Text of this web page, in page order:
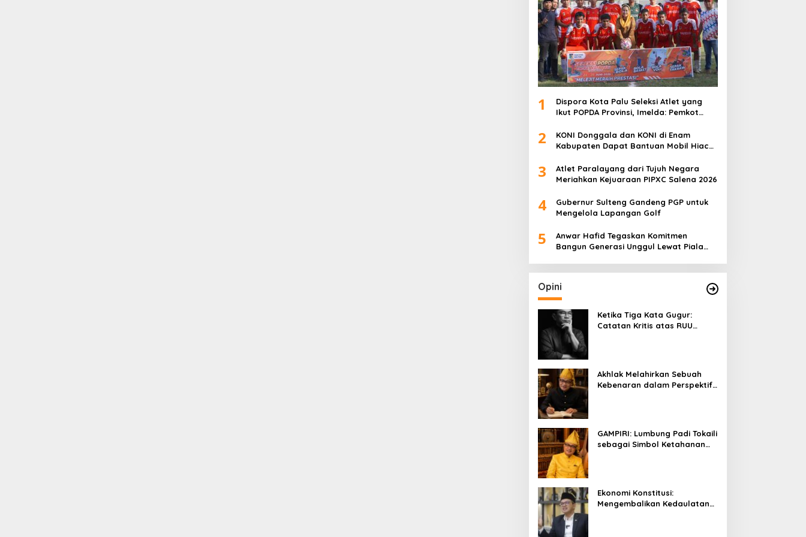
1
Dispora Kota Palu Seleksi Atlet yang
Ikut POPDA Provinsi, Imelda: Pemkot
Olahraga Pelajar
2
KONI Donggala dan KONI di Enam
Kabupaten Dapat Bantuan Mobil Hiace
3
Atlet Paralayang dari Tujuh Negara
Meriahkan Kejuaraan PIPXC Salena 2026
4
Gubernur Sulteng Gandeng PGP untuk
Mengelola Lapangan Golf
5
Anwar Hafid Tegaskan Komitmen
Bangun Generasi Unggul Lewat Piala
Opini
Ketika Tiga Kata Gugur:
Catatan Kritis atas RUU
Akhlak Melahirkan Sebuah
Kebenaran dalam Perspektif
GAMPIRI: Lumbung Padi Tokaili
sebagai Simbol Ketahanan
Ekonomi Konstitusi:
Mengembalikan Kedaulatan